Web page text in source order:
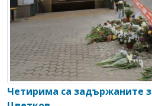
Четирима са задържаните